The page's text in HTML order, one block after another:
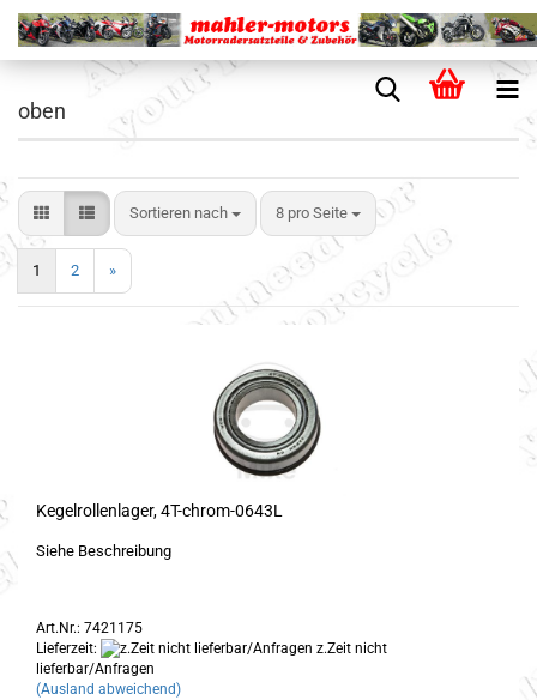
oben
Sortieren nach 8 pro Seite
1 2 »
Kegelrollenlager, 4T-chrom-0643L
Siehe Beschreibung
Art.Nr.: 7421175
Lieferzeit:
z.Zeit nicht
lieferbar/Anfragen
(Ausland abweichend)